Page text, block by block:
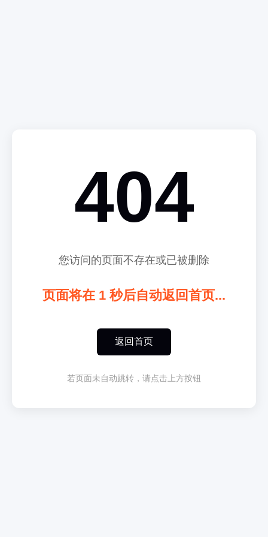
404
您访问的页面不存在或已被删除
页面将在 1 秒后自动返回首页...
返回首页
若页面未自动跳转，请点击上方按钮